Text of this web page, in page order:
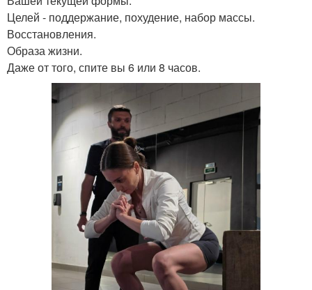
Целей - поддержание, похудение, набор массы.
Восстановления.
Образа жизни.
Даже от того, спите вы 6 или 8 часов.